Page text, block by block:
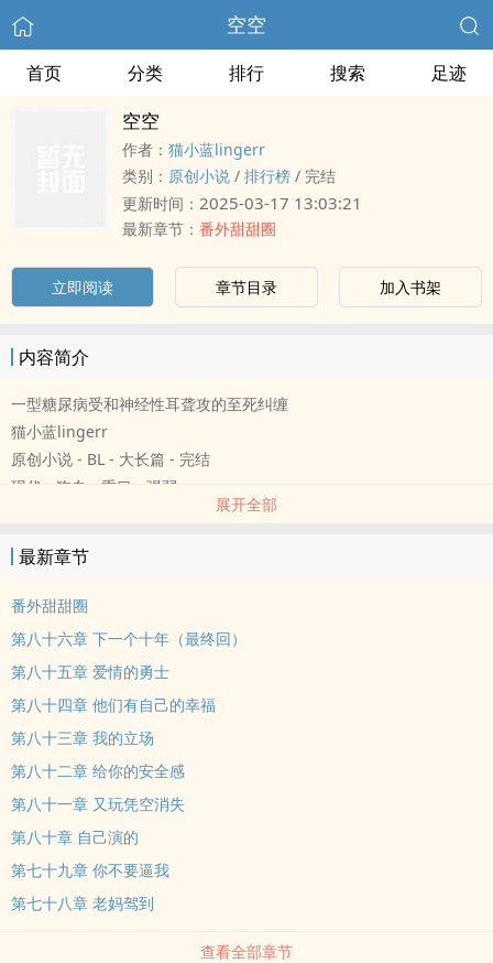
空空
首页 分类 排行 搜索 足迹
空空
作者： 猫小蓝lingerr
类别： 原创小说 / 排行榜 / 完结
更新时间： 2025-03-17 13:03:21
最新章节： 番外甜甜圈
立即阅读 章节目录 加入书架
内容简介
一型糖尿病受和神经性耳聋攻的至死纠缠
猫小蓝lingerr
原创小说 - BL - 大长篇 - 完结
现代 - 狗血 - 重口 - 强弱
他如何容忍老妈突然把这个便宜表哥捡回家？
还是个聋子表哥！没有助听器就玩完那种！
死闫爔，起码弄死半个。
只是蒋鸣欢在多番寻衅后坑爹的发现，闫爔不是人，是个野兽，他的
战斗值就像头森林棕熊，让蒋鸣欢每次都伤敌八百自损一千！
慢慢的他才觉悟过来，他就不是闫爔的对手，这人太黑了……闫爔也不
是他的对手，俩人打着打着，居然热火朝天的缠到一块去了？！
劫，愿融化在你掌心之中……
一型糖尿病受×神经性耳聋攻
接受指点指点，不接受指指点点～
展开全部
最新章节
番外甜甜圈
第八十六章 下一个十年（最终回）
第八十五章 爱情的勇士
第八十四章 他们有自己的幸福
第八十三章 我的立场
第八十二章 给你的安全感
第八十一章 又玩凭空消失
第八十章 自己演的
第七十九章 你不要逼我
第七十八章 老妈驾到
查看全部章节